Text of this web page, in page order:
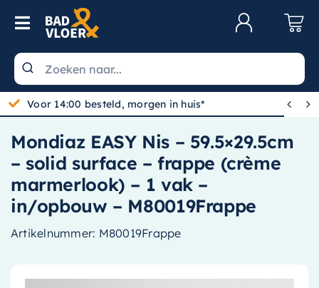
Skip to content
Toggle Navigation
Wastafels
Toiletten
Spiegels
Kranen
Douche
Badkamermeubels
Voor 14:00 besteld, morgen in huis*  
Mondiaz EASY Nis – 59.5×29.5cm
– solid surface – frappe (crème
marmerlook) – 1 vak –
in/opbouw – M80019Frappe
Artikelnummer: M80019Frappe